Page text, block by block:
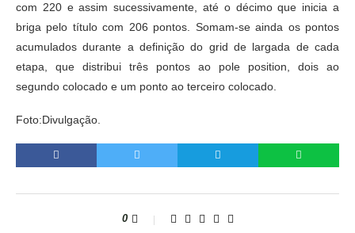
com 220 e assim sucessivamente, até o décimo que inicia a
briga pelo título com 206 pontos. Somam-se ainda os pontos
acumulados durante a definição do grid de largada de cada
etapa, que distribui três pontos ao pole position, dois ao
segundo colocado e um ponto ao terceiro colocado.
Foto:Divulgação.
0